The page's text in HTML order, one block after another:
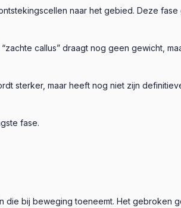
naar het gebied. Deze fase
callus” draagt nog geen gewicht,
sterker, maar heeft nog niet zijn
fase.
die bij beweging toeneemt. Het gebroken